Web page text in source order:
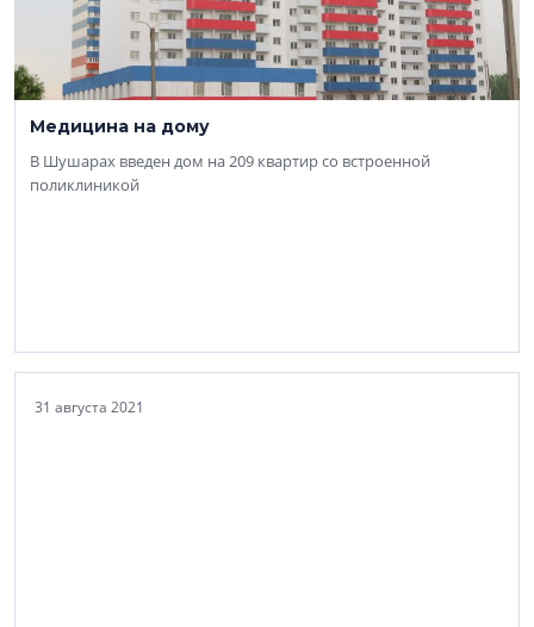
Медицина на дому
В Шушарах введен дом на 209 квартир со встроенной
поликлиникой
31 августа 2021